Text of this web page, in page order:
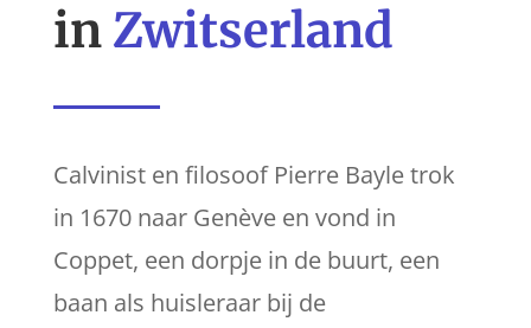
in Zwitserland
Calvinist en filosoof Pierre Bayle trok
in 1670 naar Genève en vond in
Coppet, een dorpje in de buurt, een
baan als huisleraar bij de